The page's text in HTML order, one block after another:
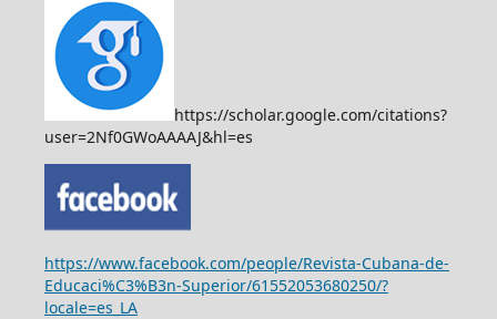
https://scholar.google.com/citations?
user=2Nf0GWoAAAAJ&hl=es
https://www.facebook.com/people/Revista-Cubana-de-
Educaci%C3%B3n-Superior/61552053680250/?
locale=es_LA